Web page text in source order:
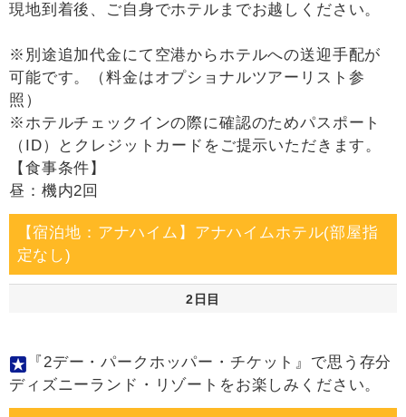
現地到着後、ご自身でホテルまでお越しください。
※別途追加代金にて空港からホテルへの送迎手配が
可能です。（料金はオプショナルツアーリスト参
照）
※ホテルチェックインの際に確認のためパスポート
（ID）とクレジットカードをご提示いただきます。
【食事条件】
昼：機内2回
【宿泊地：アナハイム】アナハイムホテル(部屋指
定なし)
2日目
『2デー・パークホッパー・チケット』で思う存分
ディズニーランド・リゾートをお楽しみください。